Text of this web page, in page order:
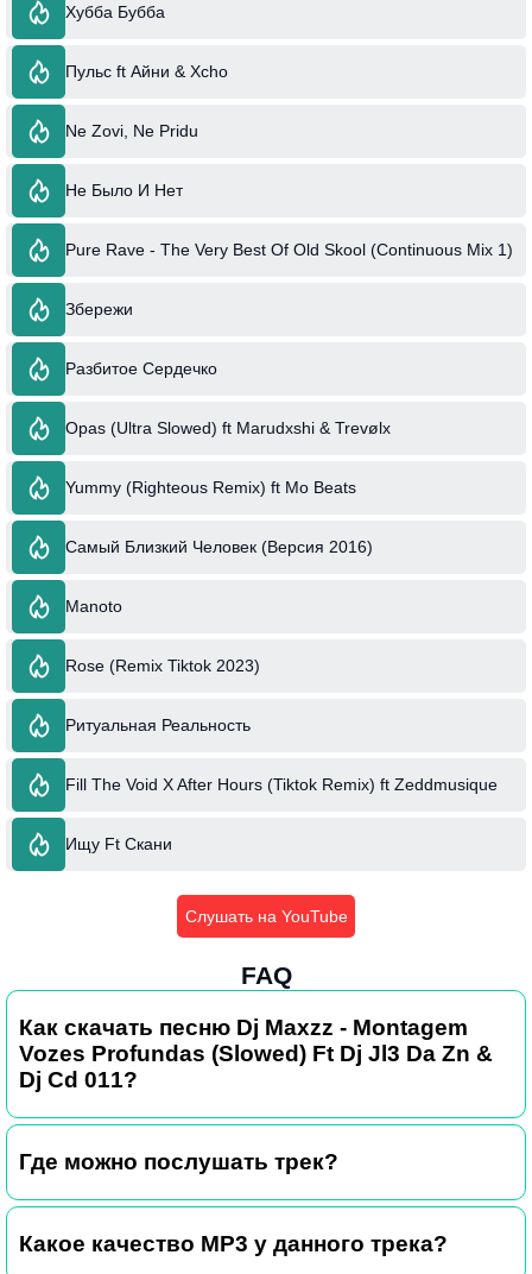
Хубба Бубба
Пульс ft Айни & Xcho
Ne Zovi, Ne Pridu
Не Было И Нет
Pure Rave - The Very Best Of Old Skool (Continuous Mix 1)
Збережи
Разбитое Сердечко
Opas (Ultra Slowed) ft Marudxshi & Trevølx
Yummy (Righteous Remix) ft Mo Beats
Самый Близкий Человек (Версия 2016)
Manoto
Rose (Remix Tiktok 2023)
Ритуальная Реальность
Fill The Void X After Hours (Tiktok Remix) ft Zeddmusique
Ищу Ft Скани
Слушать на YouTube
FAQ
Как скачать песню Dj Maxzz - Montagem
Vozes Profundas (Slowed) Ft Dj Jl3 Da Zn &
Dj Cd 011?
Где можно послушать трек?
Какое качество MP3 у данного трека?